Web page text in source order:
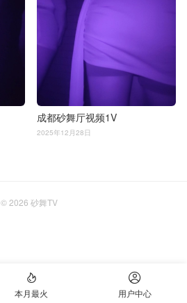
成都砂舞厅视频1V
2025年12月28日
© 2026 砂舞TV

本月最火

用户中心